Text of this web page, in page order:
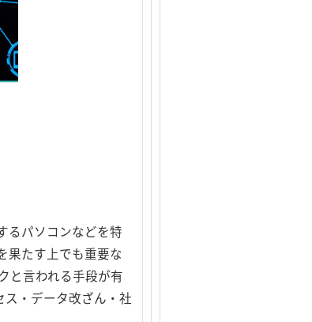
るパソコンなどを特
果たす上でも重要な
と言われる手段が有
・データ改ざん・社